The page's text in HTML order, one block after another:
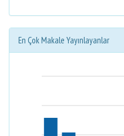
En Çok Makale Yayınlayanlar